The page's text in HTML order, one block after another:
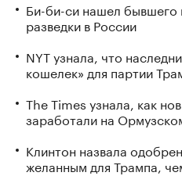
Би-би-си нашел бывшего
разведки в России
NYT узнала, что
кошелек» для партии
The Times узнала, как
заработали на
Клинтон назвала
желанным для Трампа,